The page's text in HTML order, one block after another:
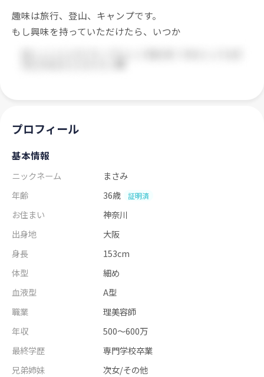
趣味は旅行、登山、キャンプです。
もし興味を持っていただけたら、いつか
プロフィール
基本情報
ニックネーム
まさみ
年齢
36歳 証明済
お住まい
神奈川
出身地
大阪
身長
153cm
体型
細め
血液型
A型
職業
理美容師
年収
500～600万
最終学歴
専門学校卒業
兄弟姉妹
次女/その他